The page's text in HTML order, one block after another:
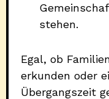
stehen.
Egal, ob
erkunden oder
Übergangszeit